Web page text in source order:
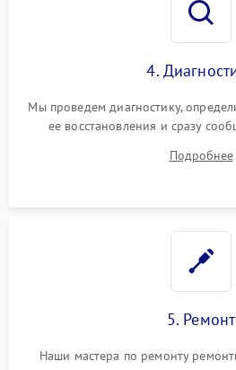
4.
Мы проведем диагностику,
ее восстановления и сразу
Подробнее
5. Ремонт
Наши мастера по ремонту